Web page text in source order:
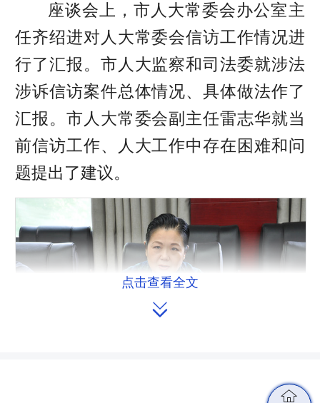
座谈会上，市人大常委会办公室主
任齐绍进对人大常委会信访工作情况进
行了汇报。市人大监察和司法委就涉法
涉诉信访案件总体情况、具体做法作了
汇报。市人大常委会副主任雷志华就当
前信访工作、人大工作中存在困难和问
题提出了建议。
点击查看全文
